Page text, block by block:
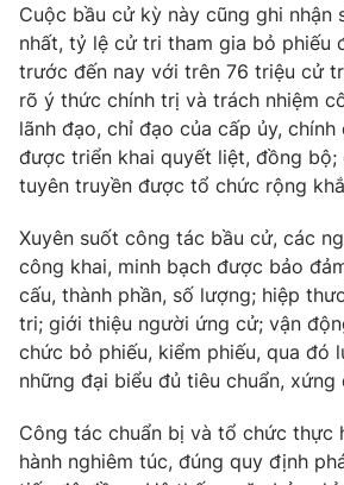
Tổng Biên tập: Vũ Thanh Thủy
Phó Tổng Biên tập: Nguyễn Thị Mỹ Hạnh,
Nguyễn Trọng Ninh
Tổng đài VTV:024.38 355 931 - 024.38
Ðiện thoại Thời báo VTV: 024.66 897 897
Email: toasoan@vtv.vn
Cuộc bầu cử kỳ này cũng ghi
nhất, tỷ lệ cử tri tham gia bỏ phiếu
trước đến nay với trên 76 triệu cử
rõ ý thức chính trị và trách nhiệm
lãnh đạo, chỉ đạo của cấp ủy, chính
được triển khai quyết liệt, đồng
tuyên truyền được tổ chức rộng
Xuyên suốt công tác bầu cử, các
công khai, minh bạch được bảo
cấu, thành phần, số lượng; hiệp
tri; giới thiệu người ứng cử; vận
chức bỏ phiếu, kiểm phiếu, qua đó
những đại biểu đủ tiêu chuẩn, xứng
Công tác chuẩn bị và tổ chức thực
hành nghiêm túc, đúng quy định